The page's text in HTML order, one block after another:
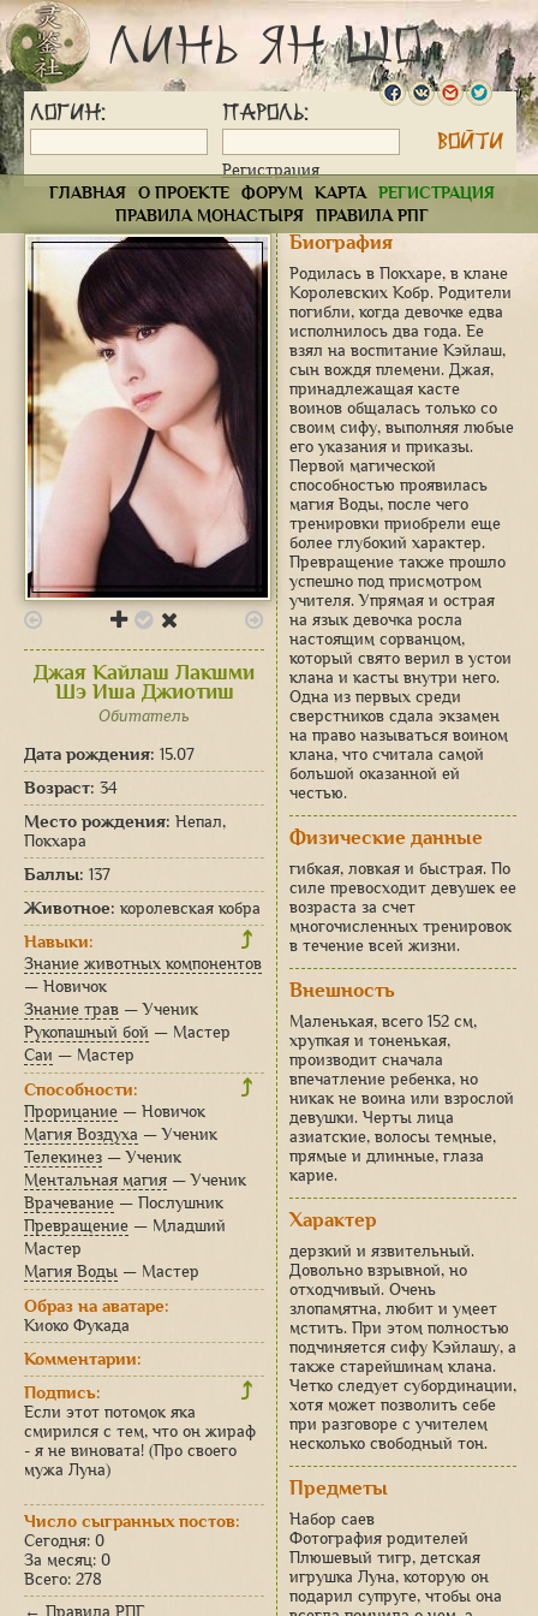
Линь Ян Шо
Логин: Пароль:
Регистрация
ГЛАВНАЯ
О ПРОЕКТЕ ФОРУМ КАРТА
РЕГИСТРАЦИЯ
ПРАВИЛА МОНАСТЫРЯ
ПРАВИЛА РПГ
Джая Кайлаш Лакшми
Шэ Иша Джиотиш
Обитатель
Дата рождения: 15.07
Возраст: 34
Место рождения: Непал,
Покхара
Баллы: 137
Животное: королевская кобра
⤴
Навыки:
Знание животных компонентов
— Новичок
Знание трав — Ученик
Рукопашный бой — Мастер
Саи — Мастер
⤴
Способности:
Прорицание — Новичок
Магия Воздуха — Ученик
Телекинез — Ученик
Ментальная магия — Ученик
Врачевание — Послушник
Превращение — Младший
Мастер
Магия Воды — Мастер
Образ на аватаре:
Киоко Фукада
Комментарии:
⤴
Подпись:
Если этот потомок яка
смирился с тем, что он жираф
- я не виновата! (Про своего
мужа Луна)
Число сыгранных постов:
Сегодня: 0
За месяц: 0
Всего: 278
← Правила РПГ
Биография
Родилась в Покхаре, в клане
Королевских Кобр. Родители
погибли, когда девочке едва
исполнилось два года. Ее
взял на воспитание Кэйлаш,
сын вождя племени. Джая,
принадлежащая касте
воинов общалась только со
своим сифу, выполняя любые
его указания и приказы.
Первой магической
способностью проявилась
магия Воды, после чего
тренировки приобрели еще
более глубокий характер.
Превращение также прошло
успешно под присмотром
учителя. Упрямая и острая
на язык девочка росла
настоящим сорванцом,
который свято верил в устои
клана и касты внутри него.
Одна из первых среди
сверстников сдала экзамен
на право называться воином
клана, что считала самой
большой оказанной ей
честью.
Физические данные
гибкая, ловкая и быстрая. По
силе превосходит девушек ее
возраста за счет
многочисленных тренировок
в течение всей жизни.
Внешность
Маленькая, всего 152 см,
хрупкая и тоненькая,
производит сначала
впечатление ребенка, но
никак не воина или взрослой
девушки. Черты лица
азиатские, волосы темные,
прямые и длинные, глаза
карие.
Характер
дерзкий и язвительный.
Довольно взрывной, но
отходчивый. Очень
злопамятна, любит и умеет
мстить. При этом полностью
подчиняется сифу Кэйлашу, а
также старейшинам клана.
Четко следует субординации,
хотя может позволить себе
при разговоре с учителем
несколько свободный тон.
Предметы
Набор саев
Фотография родителей
Плюшевый тигр, детская
игрушка Луна, которую он
подарил супруге, чтобы она